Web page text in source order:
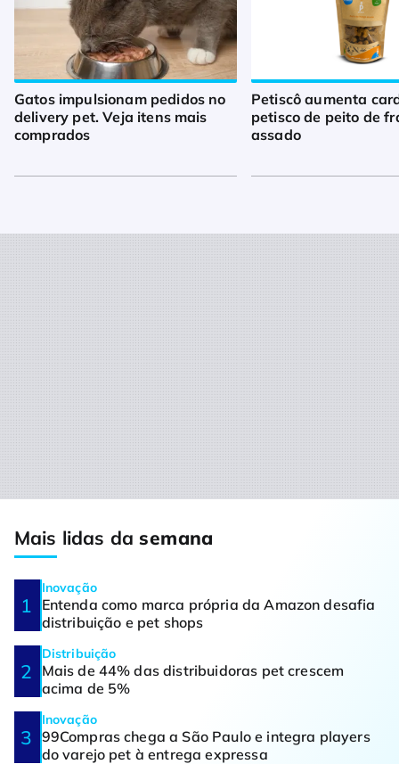
Gatos impulsionam pedidos no
delivery pet. Veja itens mais
comprados
Petiscô aumenta
petisco de peito de
assado
Mais lidas dasemana
Inovação
Entenda como marca própria da Amazon desafia
distribuição e pet shops
Distribuição
Mais de 44% das distribuidoras pet crescem
acima de 5%
Inovação
99Compras chega a São Paulo e integra players
do varejo pet à entrega expressa